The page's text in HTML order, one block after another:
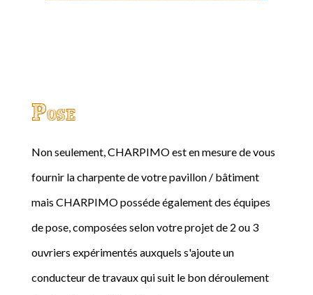
Pose
Non seulement, CHARPIMO est en mesure de vous
fournir la charpente de votre pavillon / bâtiment
mais CHARPIMO posséde également des équipes
de pose, composées selon votre projet de 2 ou 3
ouvriers expérimentés auxquels s'ajoute un
conducteur de travaux qui suit le bon déroulement